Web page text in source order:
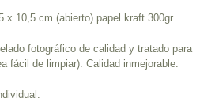
x 10,5 cm (abierto) papel kraft 300gr.
fotográfico de calidad y tratado para
fácil de limpiar). Calidad inmejorable.